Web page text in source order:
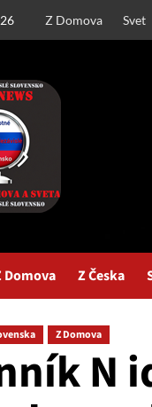
Z Domova Svet
Domova Z Česka
Z Domova
N